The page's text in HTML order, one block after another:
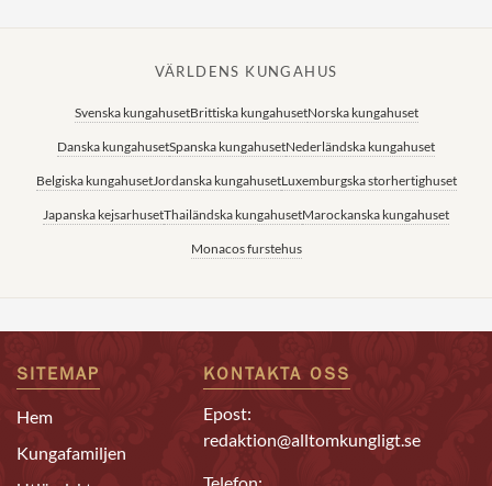
VÄRLDENS KUNGAHUS
Svenska kungahusetBrittiska kungahusetNorska kungahuset
Danska kungahusetSpanska kungahusetNederländska kungahuset
Belgiska kungahusetJordanska kungahusetLuxemburgska storhertighuset
Japanska kejsarhusetThailändska kungahusetMarockanska kungahuset
Monacos furstehus
SITEMAP
Hem
Kungafamiljen
KONTAKTA OSS
Epost:
redaktion@alltomkungligt.se